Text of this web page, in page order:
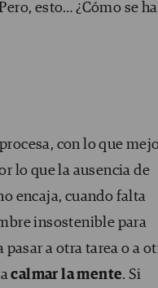
esto… ¿Cómo se
con lo que
lo que la ausencia de
encaja, cuando falta
insostenible para
a otra tarea o a
calmar la mente. Si